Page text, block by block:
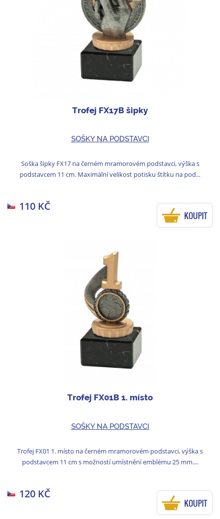
Trofej FX17B šipky
SOŠKY NA PODSTAVCI
Soška šipky FX17 na černém mramorovém podstavci, výška s
podstavcem 11 cm. Maximální velikost potisku štítku na pod...
110 KČ
KOUPIT
Trofej FX01B 1. místo
SOŠKY NA PODSTAVCI
Trofej FX01 1. místo na černém mramorovém podstavci, výška s
podstavcem 11 cm s možností umístnění emblému 25 mm....
120 KČ
KOUPIT